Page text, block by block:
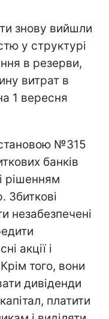
знову вийшли
у структурі
в резерви,
витрат в
1 вересня
№315
банків
рішенням
Збиткові
незабезпечені
акції і
того, вони
дивіденди
платити